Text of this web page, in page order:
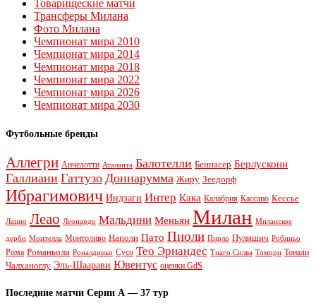
Товарищеские матчи
Трансферы Милана
Фото Милана
Чемпионат мира 2010
Чемпионат мира 2014
Чемпионат мира 2018
Чемпионат мира 2022
Чемпионат мира 2026
Чемпионат мира 2030
Футбольные бренды
Аллегри Анчелотти Аталанта Балотелли Беннасер Берлускони
Галлиани Гаттузо Доннарумма Жиру Зеедорф
Ибрагимович Индзаги Интер Кака Калабрия Кассано Кессье
Лацио Леао Леонардо Мальдини Меньян Милан Миланское
дерби Монтелла Монтоливо Наполи Пато Пиоли Пирло Пулишич Робиньо
Рома Романьоли Роналдиньо Сусо Тео Эрнандес Тиаго Силва Томори Тонали
Чалханоглу Эль-Шаарави Ювентус оценки GdS
Последние матчи Серии А — 37 тур